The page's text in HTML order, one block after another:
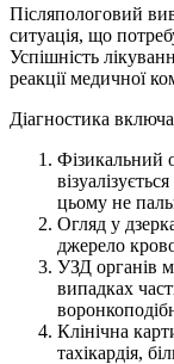
Післяпологовий
ситуація, що
Успішність
реакції медичної
Діагностика
Фізикальний
цьому не
Огляд у
джерело
УЗД органів
випадках
Клінічна
тахікардія,